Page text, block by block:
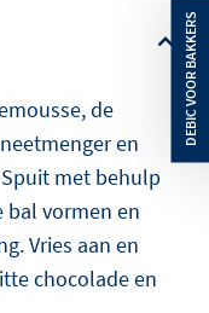
de
en
met behulp
bal vormen en
Vries aan en
chocolade en